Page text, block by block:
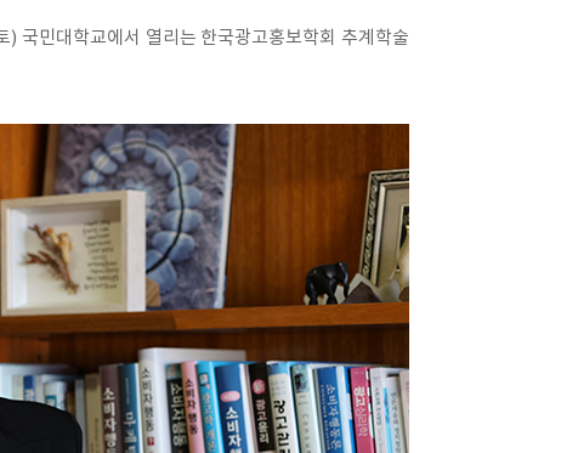
국민대학교에서 열리는 한국광고홍보학회 추계학술